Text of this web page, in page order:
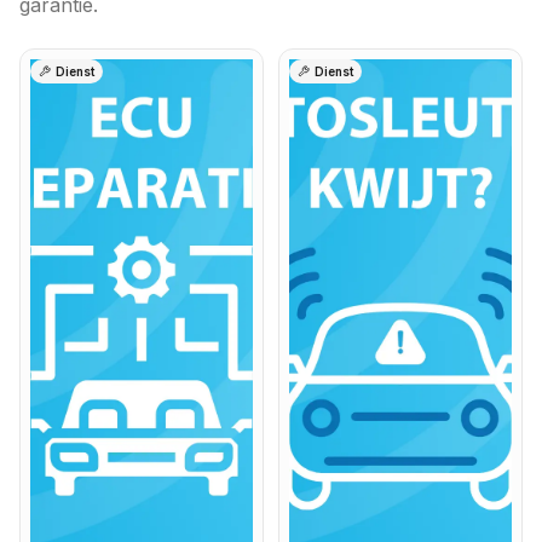
garantie.
Dienst Dienst